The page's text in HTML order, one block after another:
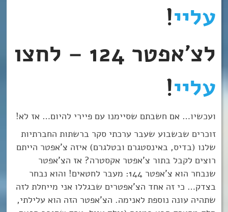
עליי!
לצ’אפטר 124 – לחצו
עליי!
ועכשיו… אם חשבתם שסיימנו עם פיירי להיום… אז לא!
זוכרים שבשבוע שעבר ערכתי סקר ברשתות החברתיות
שלנו (בדיס, באינסטגרם ובטלגרם) איזה צ’אפטר הייתם
רוצים לקבל בתור צ’אפטר אקסטרה? אז הצ’אפטר
שנבחר הוא צ’אפטר 144: מעבר לחטאים! והוא נבחר
בצדק… כי זה אחד הצ’אפטרים שבגללו אני מייחלת לזה
שתהיה עונה נוספת לאנימה. הצ’אפטר הזה הוא עלילתי,